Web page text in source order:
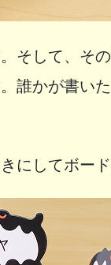
そして、そ
誰かが書い
にしてボード